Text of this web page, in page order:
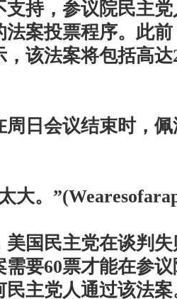
支持，参议院民主
法案投票程序。此
该法案将包括高
日会议结束时，佩
。
国民主党在谈判失
要60票才能在参
民主党人通过该法